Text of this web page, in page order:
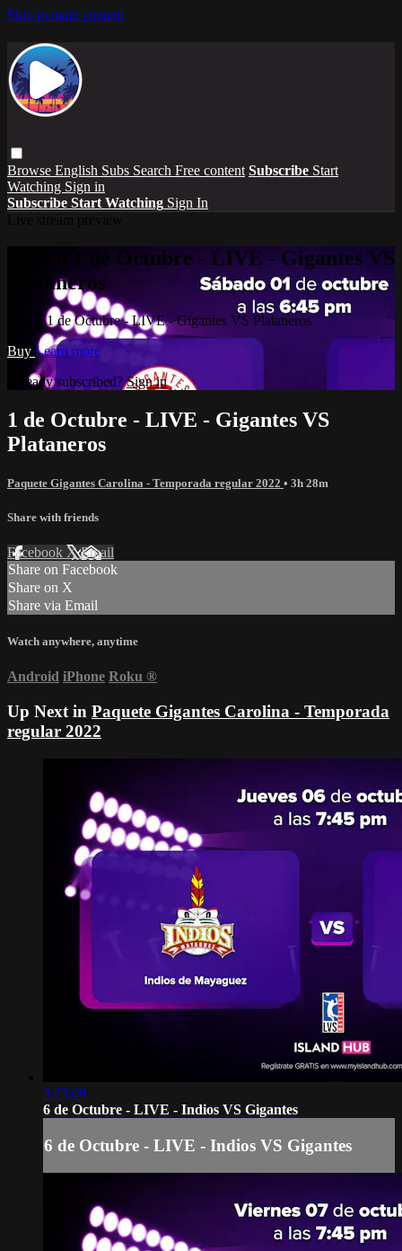
Skip to main content
Browse English Subs Search Free content Subscribe Start
Watching Sign in
Subscribe Start Watching Sign In
Watch 1 de Octubre - LIVE - Gigantes VS
Plataneros
Watch 1 de Octubre - LIVE - Gigantes VS Plataneros
Buy Learn more
Already subscribed?Sign in
1 de Octubre - LIVE - Gigantes VS
Plataneros
Paquete Gigantes Carolina - Temporada regular 2022 • 3h 28m
Share with friends
Facebook XEmail
Share on Facebook
Share on X
Share via Email
Watch anywhere, anytime
Android iPhone Roku ®
Up Next in Paquete Gigantes Carolina - Temporada
regular 2022
3:23:09
6 de Octubre - LIVE - Indios VS Gigantes
6 de Octubre - LIVE - Indios VS Gigantes